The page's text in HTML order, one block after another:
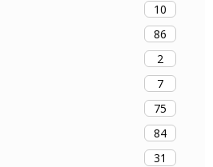
10
86
2
7
75
84
31